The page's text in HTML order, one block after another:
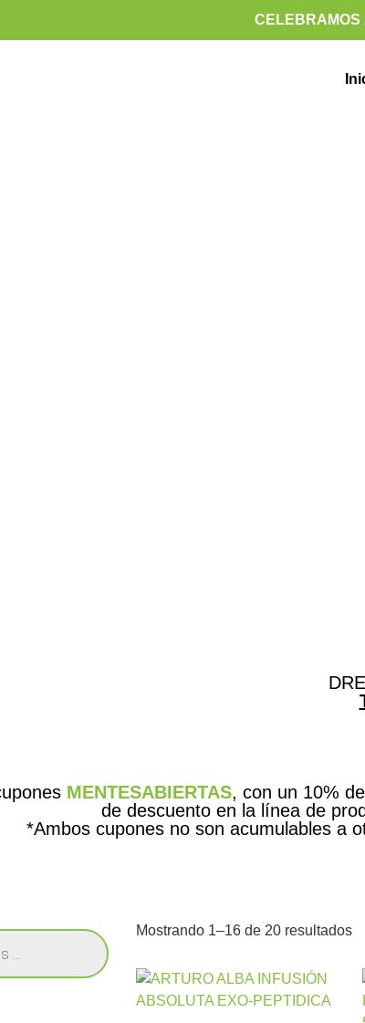
CELEBRAMOS
MENTESABIERTAS, con un 10%
de descuento en la línea de
*Ambos cupones no son acumulables a
Mostrando 1–16 de 20 resultados